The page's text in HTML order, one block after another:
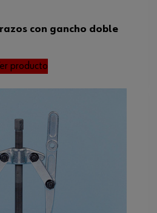
con gancho doble
producto